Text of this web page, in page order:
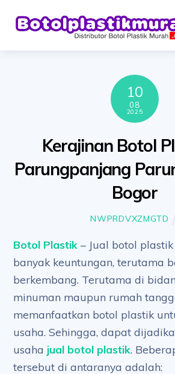
10
08
2025
Kerajinan Botol
Parungpanjang
Bogor
NWPRDVXZMGTD
Botol Plastik – Jual botol
banyak keuntungan, terutama
berkembang. Terutama di
minuman maupun rumah
memanfaatkan botol plastik
usaha. Sehingga, dapat
usaha jual botol plastik.
tersebut di antaranya adalah: